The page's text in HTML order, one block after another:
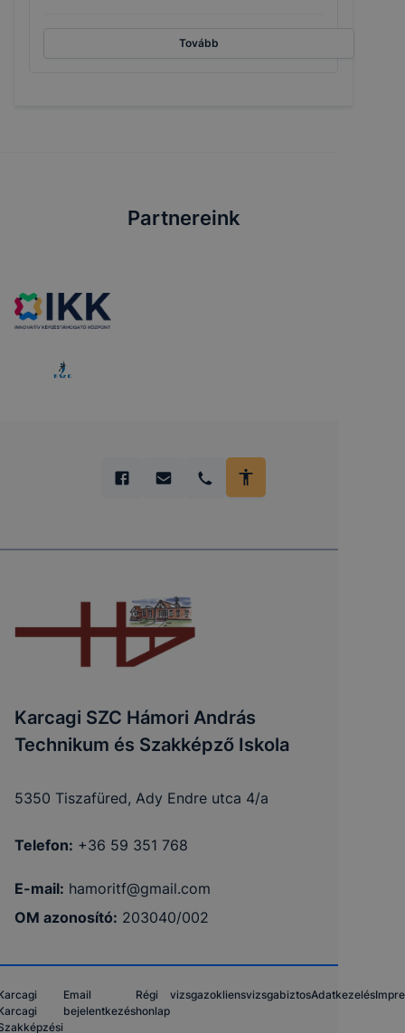
Tovább
Partnereink
Karcagi SZC Hámori András
Technikum és Szakképző Iskola
5350 Tiszafüred, Ady Endre utca 4/a
Telefon: +36 59 351 768
E-mail: hamoritf@gmail.com
OM azonosító: 203040/002
Email
bejelentkezés
Régi
honlap
vizsgazokliensvizsgabiztosAdatkezelés